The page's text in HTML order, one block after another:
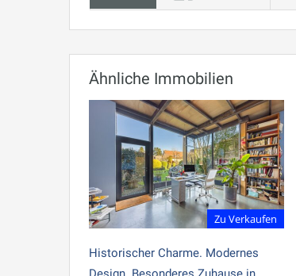
Ähnliche Immobilien
Zu Verkaufen
Historischer Charme. Modernes